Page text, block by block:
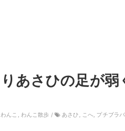
あさひの足が
わんこ , わんこ散歩 / あさひ , こへ, プチブラ